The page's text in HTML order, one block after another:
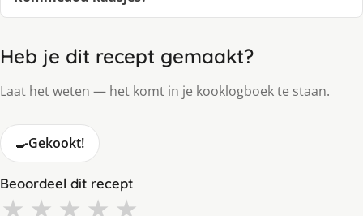
Heb je dit recept gemaakt?
Laat het weten — het komt in je kooklogboek te staan.
🍳Gekookt!
Beoordeel dit recept
★ ★ ★ ★ ★